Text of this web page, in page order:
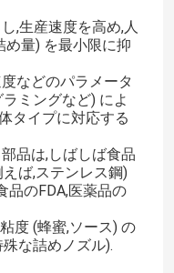
,生産速度を高め,人
め量) を最小限に抑
などのパラメータ
ミングなど) によ
タイプに対応する
品は,しばしば食品
ば,ステンレス鋼)
品のFDA,医薬品の
度 (蜂蜜,ソース) の
な詰めノズル).